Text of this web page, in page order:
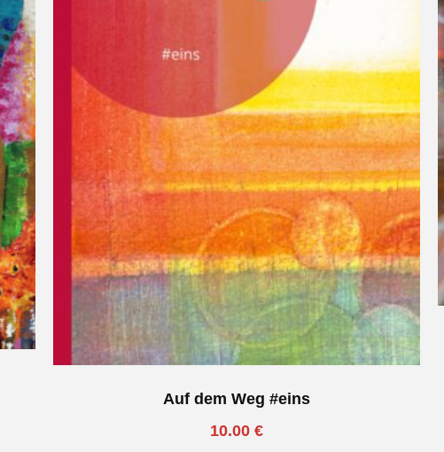
Auf dem Weg #eins
10.00 €